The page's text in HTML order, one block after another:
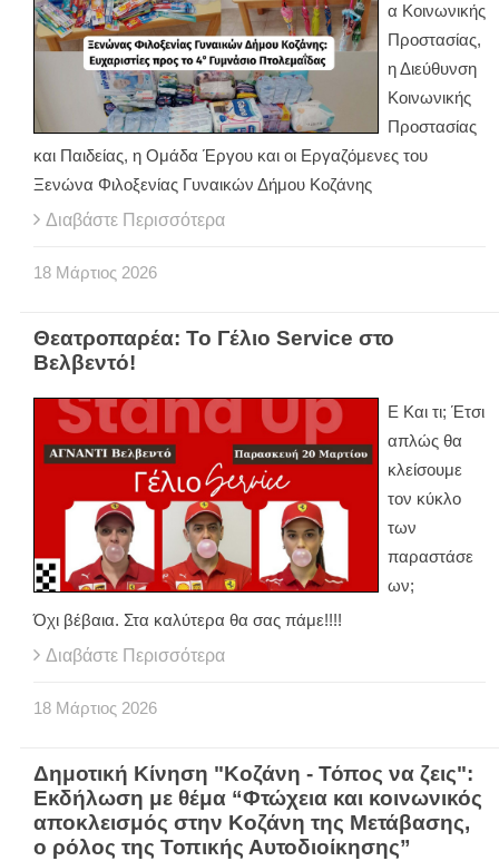
α Κοινωνικής
Προστασίας,
η Διεύθυνση
Κοινωνικής
Προστασίας
και Παιδείας, η Ομάδα Έργου και οι Εργαζόμενες του
Ξενώνα Φιλοξενίας Γυναικών Δήμου Κοζάνης
Διαβάστε Περισσότερα
18 Μάρτιος 2026
Θεατροπαρέα: Το Γέλιο Service στο
Βελβεντό!
Ε Και τι; Έτσι
απλώς θα
κλείσουμε
τον κύκλο
των
παραστάσε
ων;
Όχι βέβαια. Στα καλύτερα θα σας πάμε!!!!
Διαβάστε Περισσότερα
18 Μάρτιος 2026
Δημοτική Κίνηση "Κοζάνη - Τόπος να ζεις":
Εκδήλωση με θέμα “Φτώχεια και κοινωνικός
αποκλεισμός στην Κοζάνη της Μετάβασης,
ο ρόλος της Τοπικής Αυτοδιοίκησης”